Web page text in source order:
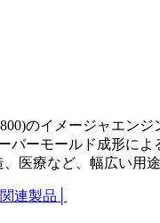
のイメージャエン
バーモールド成形に
医療など、幅広い用
連製品